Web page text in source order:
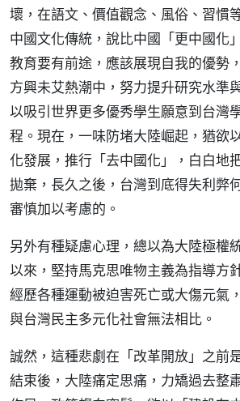
壞，在語文、價值觀念、風俗、習慣
中國文化傳統，說比中國「更中國化
教育要有前途，應該展現自我的優勢
方興未艾熱潮中，努力提升研究水準
以吸引世界更多優秀學生願意到台灣
程。現在，一味防堵大陸崛起，猶欲
化發展，推行「去中國化」，白白地
拋棄，長久之後，台灣到底得失利弊
審慎加以考慮的。
另外有種疑慮心理，總以為大陸極權
以來，堅持馬克思唯物主義為指導方
經歷各種運動被迫害死亡或大傷元氣
與台灣民主多元化社會無法相比。
誠然，這種悲劇在「改革開放」之前
結束後，大陸痛定思痛，力矯過去整